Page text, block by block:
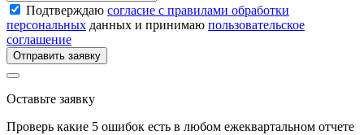
Подтверждаю согласие с правилами обработки
персональных данных и принимаю пользовательское
соглашение
Отправить заявку
Оставьте заявку
Проверь какие 5 ошибок есть в любом ежеквартальном отчете